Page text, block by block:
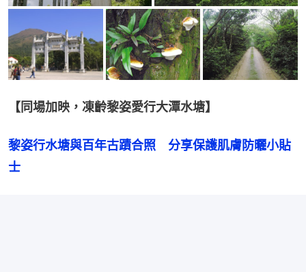
【同場加映，凍齡黎姿愛行大潭水塘】
黎姿行水塘與百年古蹟合照　分享保護肌膚防曬小貼
士